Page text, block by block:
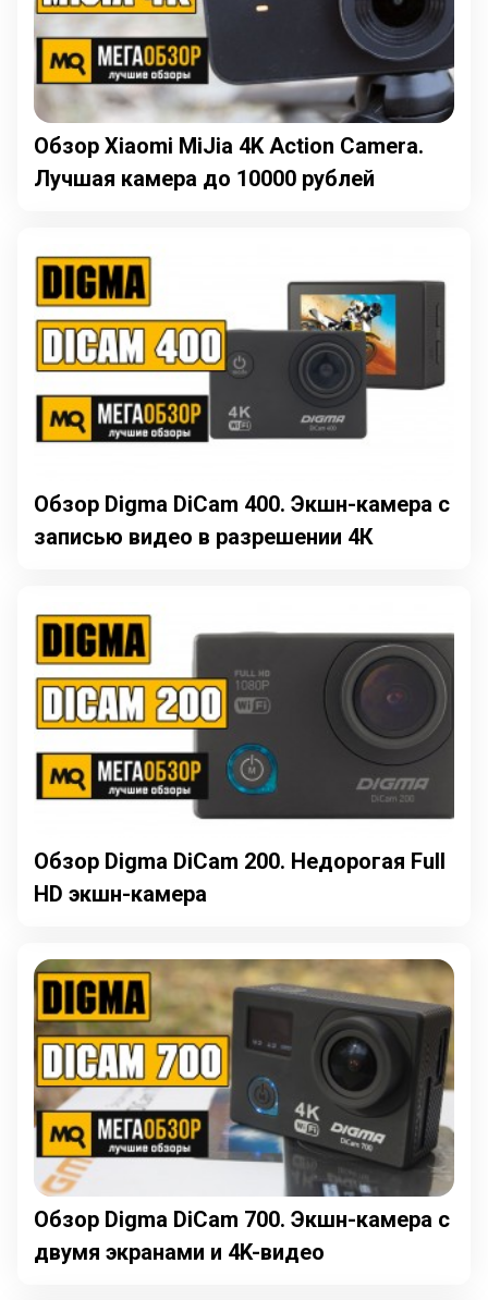
Обзор Xiaomi MiJia 4K Action Camera.
Лучшая камера до 10000 рублей
Обзор Digma DiCam 400. Экшн-камера с
записью видео в разрешении 4К
Обзор Digma DiCam 200. Недорогая Full
HD экшн-камера
Обзор Digma DiCam 700. Экшн-камера с
двумя экранами и 4K-видео